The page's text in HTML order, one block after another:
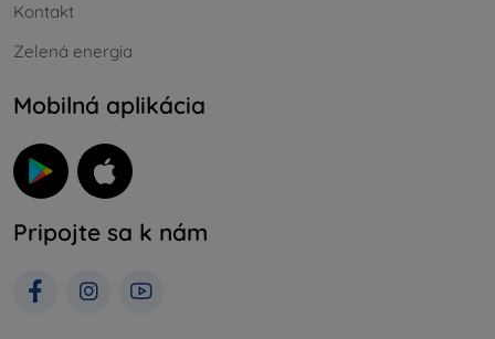
Kontakt
Zelená energia
Mobilná aplikácia
Pripojte sa k nám